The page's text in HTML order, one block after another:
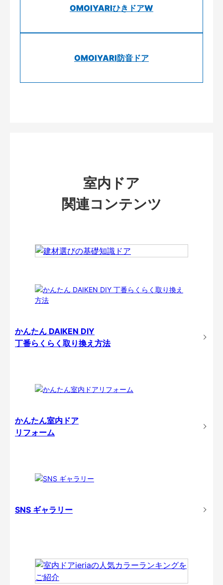
OMOIYARIひきドアW
OMOIYARI防音ドア
室内ドア
関連コンテンツ
かんたん DAIKEN DIY
丁番らくらく取り換え方法
かんたん室内ドア
リフォーム
SNS ギャラリー